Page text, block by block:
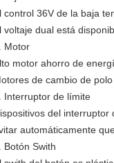
control 36V de la baja
voltaje dual está
Motor
motor ahorro de
de cambio de
Interruptor de límite
del
automáticamente
Botón Swith